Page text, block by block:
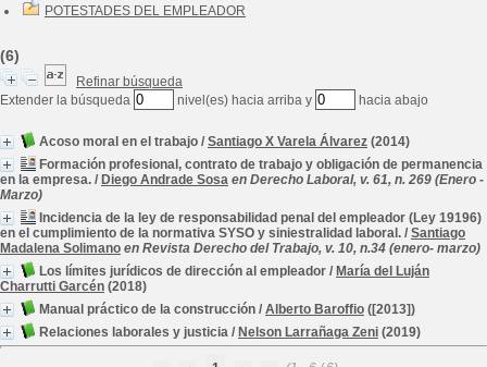
POTESTADES DEL EMPLEADOR
(6)
Refinar búsqueda
Extender la búsqueda
nivel(es) hacia arriba y hacia abajo
Acoso moral en el trabajo / Santiago X Varela Álvarez (2014)
Formación profesional, contrato de trabajo y obligación de permanencia
en la empresa. / Diego Andrade Sosa en Derecho Laboral, v. 61, n. 269 (Enero -
Marzo)
Incidencia de la ley de responsabilidad penal del empleador (Ley 19196)
en el cumplimiento de la normativa SYSO y siniestralidad laboral. / Santiago
Madalena Solimano en Revista Derecho del Trabajo, v. 10, n.34 (enero- marzo)
Los límites jurídicos de dirección al empleador / María del Luján
Charrutti Garcén (2018)
Manual práctico de la construcción / Alberto Baroffio ([2013])
Relaciones laborales y justicia / Nelson Larrañaga Zeni (2019)